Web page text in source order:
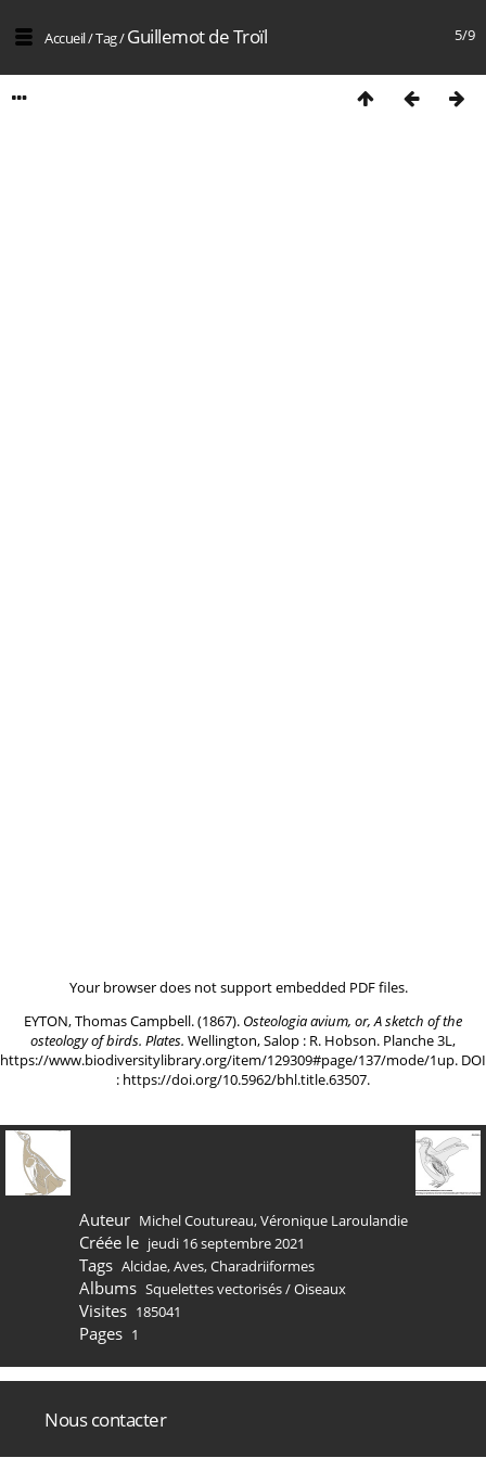
5/9
Accueil/Tag/Guillemot de Troïl
Your browser does not support embedded PDF files.
EYTON, Thomas Campbell. (1867). Osteologia avium, or, A sketch of the
osteology of birds. Plates. Wellington, Salop : R. Hobson. Planche 3L,
https://www.biodiversitylibrary.org/item/129309#page/137/mode/1up. DOI
: https://doi.org/10.5962/bhl.title.63507.
Auteur Michel Coutureau, Véronique Laroulandie
Créée le jeudi 16 septembre 2021
Tags Alcidae,Aves,Charadriiformes
Albums Squelettes vectorisés/Oiseaux
Visites 185041
Pages 1
Nous contacter